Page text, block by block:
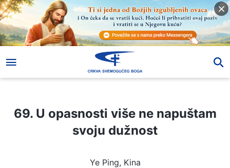
69. U opasnosti više ne napuštam svoju dužnost
69. U opasnosti više ne napuštam
svoju dužnost
Ye Ping, Kina